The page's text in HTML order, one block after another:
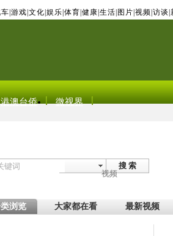
游戏 文化 娱乐 体育 健康 生活 图片 视频 访谈
港澳台侨 微视界
搜 索
视频
浏览 大家都在看 最新视频